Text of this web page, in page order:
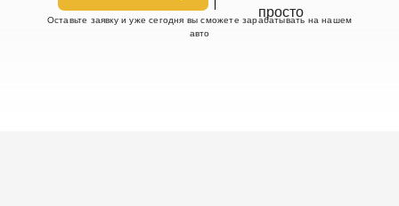
Оставьте заявку и уже сегодня вы сможете зарабатывать на нашем
авто
просто
Оставьте заявку и уже сегодня вы сможете зарабатывать на нашем
авто
просто